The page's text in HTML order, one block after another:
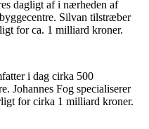
dagligt af i nærheden af
Silvan tilstræber
for ca. 1 milliard kroner.
i dag cirka 500
Johannes Fog specialiserer
for cirka 1 milliard kroner.